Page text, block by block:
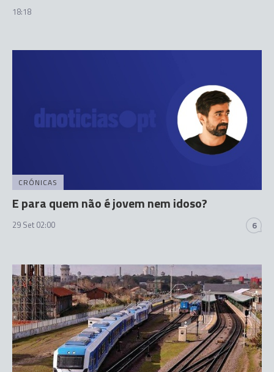
18:18
CRÓNICAS
E para quem não é jovem nem idoso?
29 Set 02:00 6